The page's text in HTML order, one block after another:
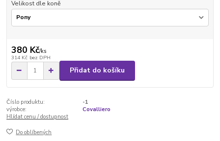
Velikost dle koně
380 Kč/ks
314 Kč bez DPH
Přidat do košíku
Číslo produktu:
-1
výrobce:
Covalliero
Hlídat cenu / dostupnost
Do oblíbených